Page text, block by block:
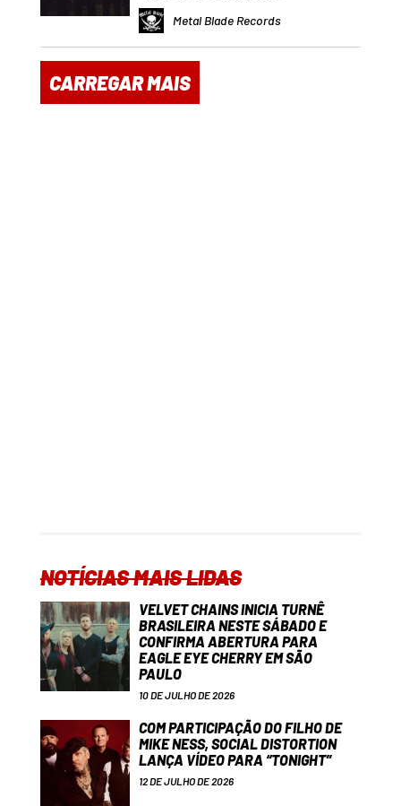
Metal Blade Records
CARREGAR MAIS
NOTÍCIAS MAIS LIDAS
VELVET CHAINS INICIA TURNÊ
BRASILEIRA NESTE SÁBADO E
CONFIRMA ABERTURA PARA
EAGLE EYE CHERRY EM SÃO
PAULO
10 DE JULHO DE 2026
COM PARTICIPAÇÃO DO FILHO DE
MIKE NESS, SOCIAL DISTORTION
LANÇA VÍDEO PARA “TONIGHT”
12 DE JULHO DE 2026